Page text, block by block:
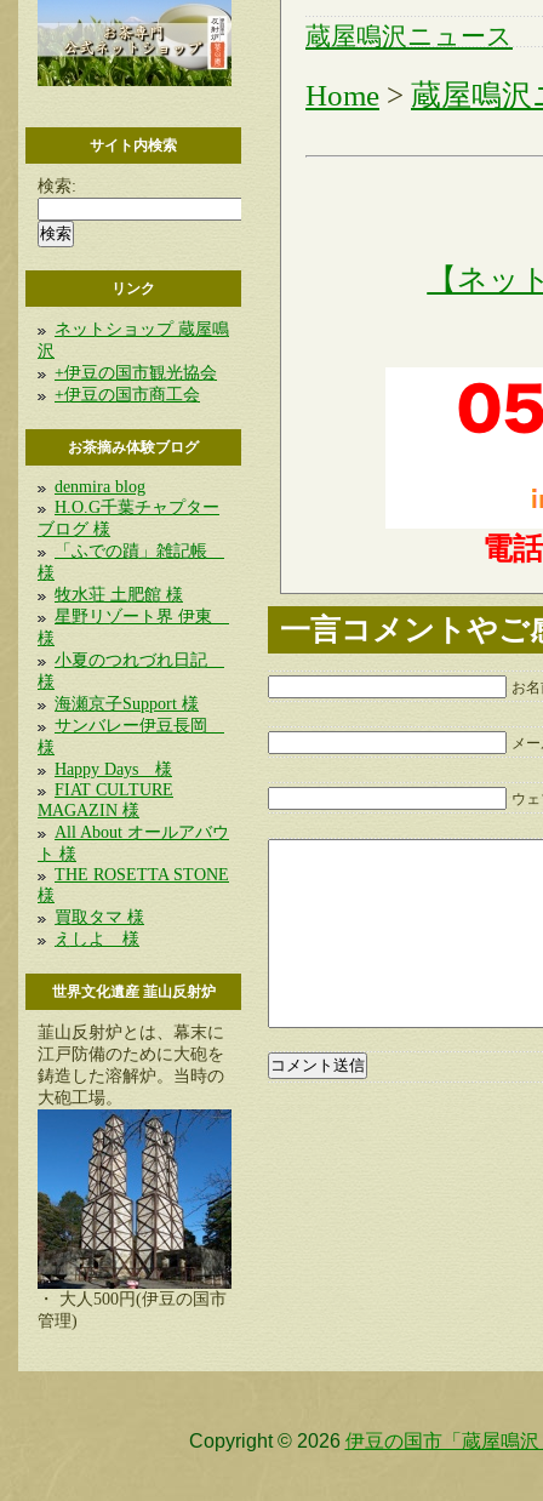
サイト内検索
検索:
リンク
ネットショップ 蔵屋鳴
沢
+伊豆の国市観光協会
+伊豆の国市商工会
お茶摘み体験ブログ
denmira blog
H.O.G千葉チャプター
ブログ 様
「ふでの蹟」雑記帳
様
牧水荘 土肥館 様
星野リゾート界 伊東
様
小夏のつれづれ日記
様
海瀬京子Support 様
サンバレー伊豆長岡
様
Happy Days 様
FIAT CULTURE
MAGAZIN 様
All About オールアバウ
ト 様
THE ROSETTA STONE
様
買取タマ 様
えしよ 様
世界文化遺産 韮山反射炉
韮山反射炉とは、幕末に
江戸防備のために大砲を
鋳造した溶解炉。当時の
大砲工場。
・ 大人500円(伊豆の国市
管理)
蔵屋鳴沢ニュース
Home > 蔵屋鳴沢
【ネッ
電話
一言コメントやご
お
メ
ウ
Copyright © 2026 伊豆の国市「蔵屋鳴